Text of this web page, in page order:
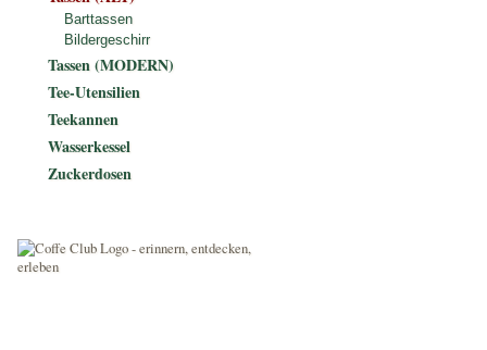
Barttassen
Bildergeschirr
Tassen (MODERN)
Tee-Utensilien
Teekannen
Wasserkessel
Zuckerdosen